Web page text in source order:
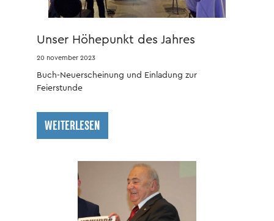
Unser Höhepunkt des Jahres
20 november 2023
Buch-Neuerscheinung und Einladung zur
Feierstunde
WEITERLESEN